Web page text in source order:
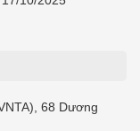
68 Dương